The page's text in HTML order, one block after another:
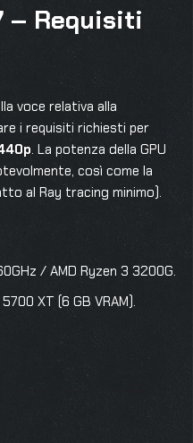
– Requisiti
voce relativa alla
i requisiti richiesti per
. La potenza della GPU
così come la
al Ray tracing minimo).
/ AMD Ryzen 3 3200G.
XT (6 GB VRAM).